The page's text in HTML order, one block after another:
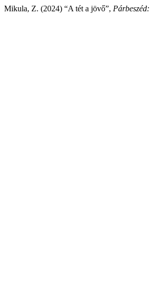
Mikula, Z. (2024) “A tét a jövő”,